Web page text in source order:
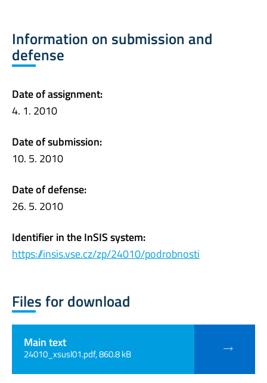
Information on submission and
defense
Date of assignment:
4. 1. 2010
Date of submission:
10. 5. 2010
Date of defense:
26. 5. 2010
Identifier in the InSIS system:
https://insis.vse.cz/zp/24010/podrobnosti
Files for download
Main text
24010_xsusl01.pdf, 860.8 kB